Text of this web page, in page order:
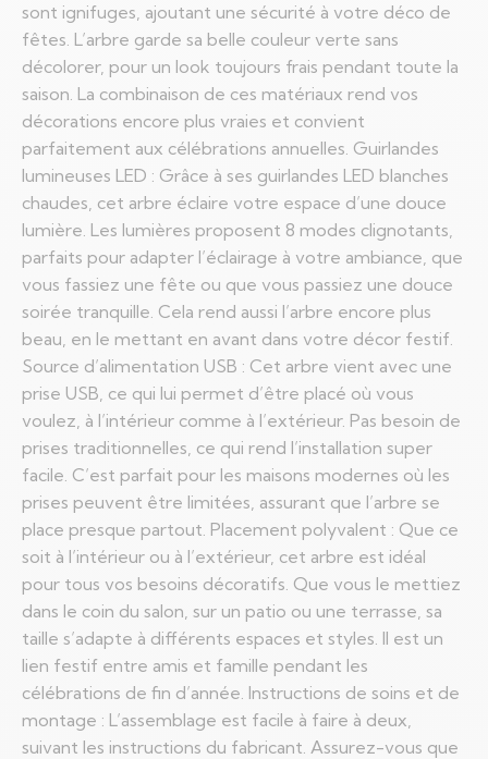
sont ignifuges, ajoutant une sécurité à votre déco de
fêtes. L’arbre garde sa belle couleur verte sans
décolorer, pour un look toujours frais pendant toute la
saison. La combinaison de ces matériaux rend vos
décorations encore plus vraies et convient
parfaitement aux célébrations annuelles. Guirlandes
lumineuses LED : Grâce à ses guirlandes LED blanches
chaudes, cet arbre éclaire votre espace d’une douce
lumière. Les lumières proposent 8 modes clignotants,
parfaits pour adapter l’éclairage à votre ambiance, que
vous fassiez une fête ou que vous passiez une douce
soirée tranquille. Cela rend aussi l’arbre encore plus
beau, en le mettant en avant dans votre décor festif.
Source d’alimentation USB : Cet arbre vient avec une
prise USB, ce qui lui permet d’être placé où vous
voulez, à l’intérieur comme à l’extérieur. Pas besoin de
prises traditionnelles, ce qui rend l’installation super
facile. C’est parfait pour les maisons modernes où les
prises peuvent être limitées, assurant que l’arbre se
place presque partout. Placement polyvalent : Que ce
soit à l’intérieur ou à l’extérieur, cet arbre est idéal
pour tous vos besoins décoratifs. Que vous le mettiez
dans le coin du salon, sur un patio ou une terrasse, sa
taille s’adapte à différents espaces et styles. Il est un
lien festif entre amis et famille pendant les
célébrations de fin d’année. Instructions de soins et de
montage : L’assemblage est facile à faire à deux,
suivant les instructions du fabricant. Assurez-vous que